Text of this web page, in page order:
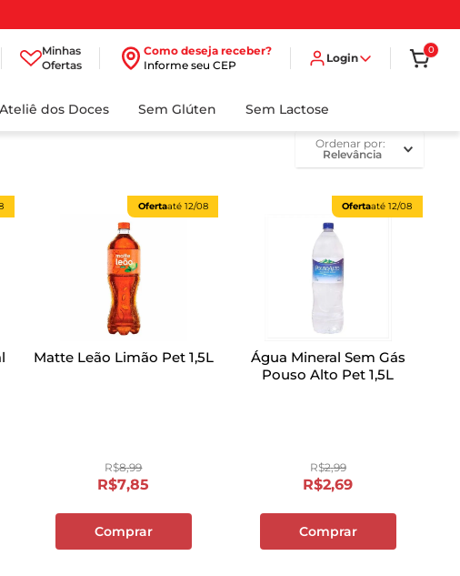
Minhas
Ofertas
Como deseja receber?
Informe seu CEP
Login
0
Ateliê dos Doces Sem Glúten Sem Lactose
ordenar por
Relevância
Ofertaaté 12/08
Matte Leão Limão Pet 1,5L
R$8,99
R$7,85
Comprar
Ofertaaté12/08
Água Mineral Sem Gás
Pouso Alto Pet 1,5L
R$2,99
R$2,69
Comprar